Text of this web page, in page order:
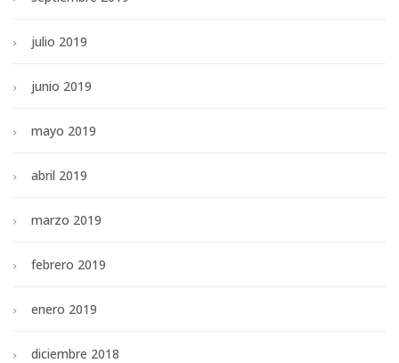
julio 2019
junio 2019
mayo 2019
abril 2019
marzo 2019
febrero 2019
enero 2019
diciembre 2018